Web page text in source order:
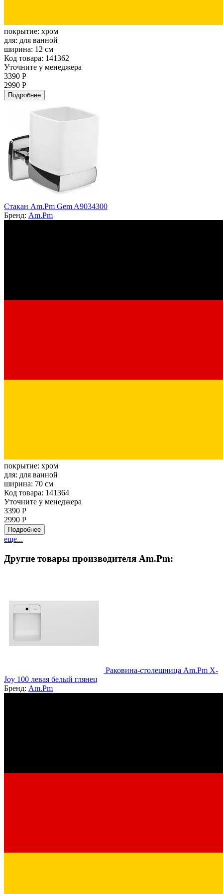
покрытие: хром
для: для ванной
ширина: 12 см
Код товара: 141362
Уточните у менеджера
3390 Р
2990 Р
Подробнее
Стакан Am.Pm Gem A9034300
Бренд: Am.Pm
покрытие: хром
для: для ванной
ширина: 70 см
Код товара: 141364
Уточните у менеджера
3390 Р
2990 Р
Подробнее
еще...
Другие товары производителя Am.Pm:
Раковина-столешница Am.Pm X-
Joy 100 левая белый глянец
Бренд: Am.Pm